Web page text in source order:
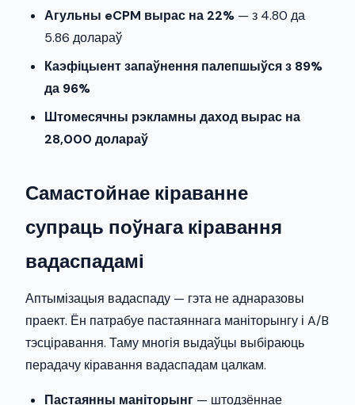
Агульны eCPM вырас на 22% — з 4.80 да
5.86 долараў
Каэфіцыент запаўнення палепшыўся з 89%
да 96%
Штомесячны рэкламны даход вырас на
28,000 долараў
Самастойнае кіраванне
супраць поўнага кіравання
вадаспадамі
Аптымізацыя вадаспаду — гэта не аднаразовы
праект. Ён патрабуе пастаяннага маніторынгу і A/B
тэсціравання. Таму многія выдаўцы выбіраюць
перадачу кіравання вадаспадам цалкам.
Пастаянны маніторынг — штодзённае